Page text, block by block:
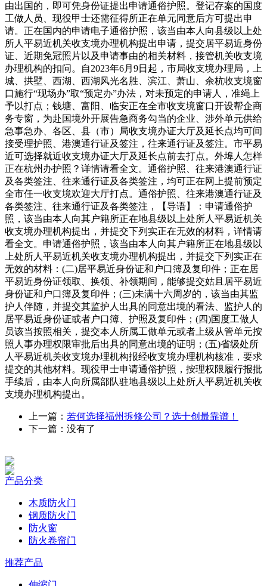
由出国的，即可凭身份证提出申请通俗护照。登记存案的国度
工做人员、现役甲士还需征得所正在单元同意后方可提出申
请。正在国内的申请电子通俗护照，该当由本人向县级以上处
所人平易近机关收支境办理机构提出申请，提交居平易近身份
证、近期免冠照片以及申请事由的相关材料，接管机关收支境
办理机构的扣问。自2023年6月9日起，市局收支境办理局，上
城、拱墅、西湖、西湖风光名胜、滨江、萧山、余杭收支境窗
口施行“现场办”取“预定办”办法，对未预定的申请人，准绳上
予以打点；钱塘、富阳、临安正在全市收支境窗口开设帮企商
务专窗，为赴国境外开展告急商务勾当的企业、涉外单元供给
急事急办、各区、县（市）局收支境办证大厅及延长点均可间
接受理护照、港澳通行证及签注，往来通行证及签注。市平易
近可选择就近收支境办证大厅及延长点前去打点。外埠人怎样
正在杭州办护照？详情请看全文。通俗护照、往来港澳通行证
及各类签注、往来通行证及各类签注，均可正在网上提前预定
全市任一收支境欢迎大厅打点。通俗护照、往来港澳通行证及
各类签注、往来通行证及各类签注，【导语】：申请通俗护
照，该当由本人向其户籍所正在地县级以上处所人平易近机关
收支境办理机构提出，并提交下列实正在无效的材料，详情请
看全文。申请通俗护照，该当由本人向其户籍所正在地县级以
上处所人平易近机关收支境办理机构提出，并提交下列实正在
无效的材料：(二)居平易近身份证和户口簿及复印件；正在居
平易近身份证领取、换领、补领期间，能够提交姑且居平易近
身份证和户口簿及复印件；(三)未满十六周岁的，该当由其监
护人伴随，并提交其监护人出具的同意出境的看法、监护人的
居平易近身份证或者户口簿、护照及复印件；(四)国度工做人
员该当按照相关，提交本人所属工做单元或者上级从管单元按
照人事办理权限审批后出具的同意出境的证明；(五)省级处所
人平易近机关收支境办理机构报经收支境办理机构核准，要求
提交的其他材料。现役甲士申请通俗护照，按理权限履行报批
手续后，由本人向所属部队驻地县级以上处所人平易近机关收
支境办理机构提出。
上一篇： 若何选择福州拆修公司？选十创最靠谱！
下一篇：没有了
产品分类
木质防火门
钢质防火门
防火窗
防火卷帘门
推荐产品